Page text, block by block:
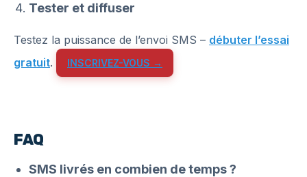
Tester et diffuser
Testez la puissance de l’envoi SMS – débuter l’essai
gratuit. INSCRIVEZ-VOUS →
FAQ
SMS livrés en combien de temps ?